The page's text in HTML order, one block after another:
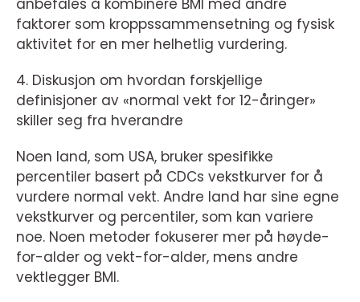
faktorer som kroppssammensetning og fysisk
aktivitet for en mer helhetlig vurdering.
4. Diskusjon om hvordan forskjellige
definisjoner av «normal vekt for 12-åringer»
skiller seg fra hverandre
Noen land, som USA, bruker spesifikke
percentiler basert på CDCs vekstkurver for å
vurdere normal vekt. Andre land har sine egne
vekstkurver og percentiler, som kan variere
noe. Noen metoder fokuserer mer på høyde-
for-alder og vekt-for-alder, mens andre
vektlegger BMI.